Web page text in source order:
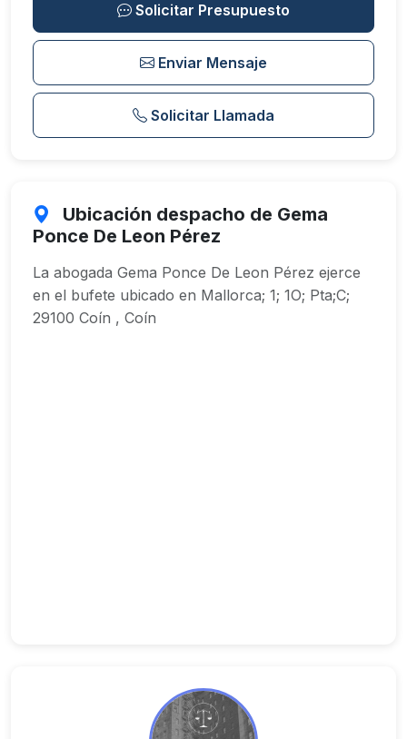
Solicitar Presupuesto
Enviar Mensaje
Solicitar Llamada
Ubicación despacho de Gema
Ponce De Leon Pérez
La abogada Gema Ponce De Leon Pérez ejerce
en el bufete ubicado en Mallorca; 1; 1O; Pta;C;
29100 Coín , Coín